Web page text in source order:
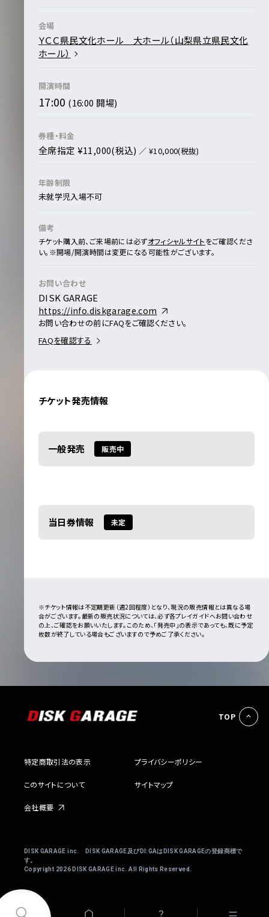
会場
ＹＣＣ県民文化ホール 大ホール（山梨県立県民文化
ホール）
開演時間
17:00 (16:00 開場)
券種・料金
全席指定 ¥11,000(税込) ／ ¥10,000(税抜)
年齢制限
未就学児入場不可
備考
チケット購入前、ご来場前には必ずオフィシャルサイトをご確認くださ
い。 ※開場/開演時間は変更になる可能性がございます。
お問い合わせ
DISK GARAGE
https://info.diskgarage.com
お問い合わせの前にFAQをご確認ください。
FAQを確認する
チケット発売情報
一般発売 販売中
当日券情報 未定
※チケット情報は不定期更新（週2回程度）となり、現況の販売情報とは異なる場
合がございます。最新の販売状況については、必ず各プレイガイドへお問い合わせ
の上、ご確認をお願いいたします。このため、「発売中」の表示であっても、既に予定
枚数が終了している場合もございますので予めご了承ください。
TOP
特定商取引法の表示 プライバシーポリシー
このサイトについて サイトマップ
会社概要
DISK GARAGE inc. DISK GARAGE及びDI:GAはDISK GARAGEの登録商標で
す。
Copyright 2026 DISK GARAGE inc. All Rights Reserved.